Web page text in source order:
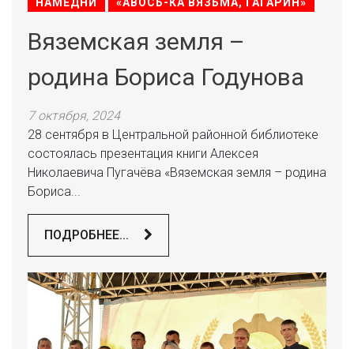
Вяземская земля –
родина Бориса Годунова
7 октября, 2024
28 сентября в Центральной районной библиотеке
состоялась презентация книги Алексея
Николаевича Пугачёва «Вяземская земля – родина
Бориса...
ПОДРОБНЕЕ...